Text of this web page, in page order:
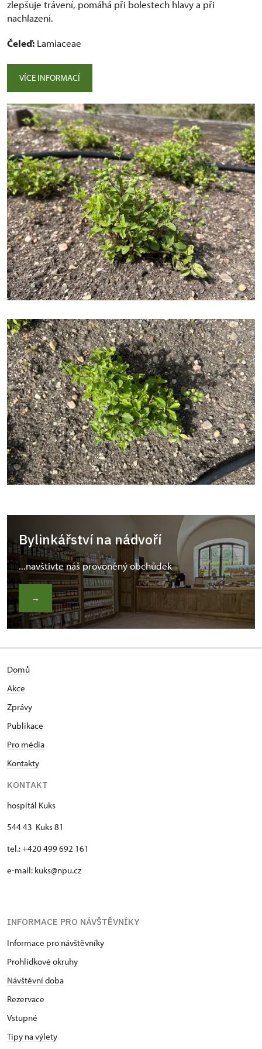
zlepšuje trávení, pomáhá při bolestech hlavy a při
nachlazení.
Čeleď: Lamiaceae
VÍCE INFORMACÍ
Bylinkářství na nádvoří
...navštivte náš provoněný obchůdek
→
Domů
Akce
Zprávy
Publikace
Pro média
Kontakty
KONTAKT
hospitál Kuks
544 43 Kuks 81
tel.: +420 499 692 161
e-mail: kuks@npu.cz
INFORMACE PRO NÁVŠTĚVNÍKY
Informace pro návštěvníky
Prohlídkové okruhy
Návštěvní doba
Rezervace
Vstupné
Tipy na výlety